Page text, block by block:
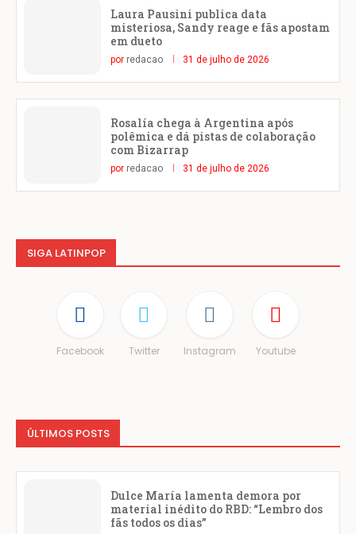
Laura Pausini publica data
misteriosa, Sandy reage e fãs apostam
em dueto
por redacao 31 de julho de 2026
Rosalía chega à Argentina após
polêmica e dá pistas de colaboração
com Bizarrap
por redacao 31 de julho de 2026
SIGA LATINPOP
Facebook Twitter Instagram Youtube
ÚLTIMOS POSTS
Dulce María lamenta demora por
material inédito do RBD: “Lembro dos
fãs todos os dias”